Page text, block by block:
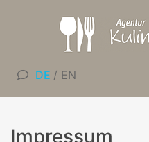
DE / EN
Impressum